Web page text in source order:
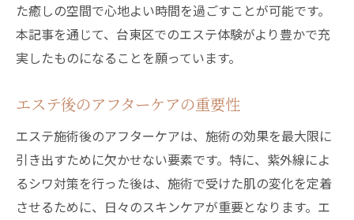
た癒しの空間で心地よい時間を過ごすことが可能です。
本記事を通じて、台東区でのエステ体験がより豊かで充
実したものになることを願っています。
エステ後のアフターケアの重要性
エステ施術後のアフターケアは、施術の効果を最大限に
引き出すために欠かせない要素です。特に、紫外線によ
るシワ対策を行った後は、施術で受けた肌の変化を定着
させるために、日々のスキンケアが重要となります。エ